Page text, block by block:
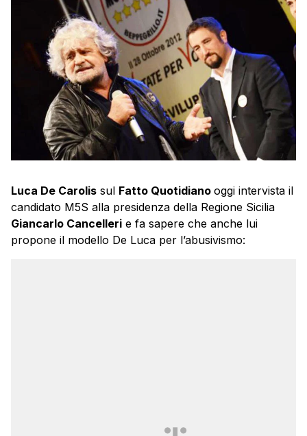
Luca De Carolis sul Fatto Quotidiano oggi intervista il
candidato M5S alla presidenza della Regione Sicilia
Giancarlo Cancelleri e fa sapere che anche lui
propone il modello De Luca per l’abusivismo: